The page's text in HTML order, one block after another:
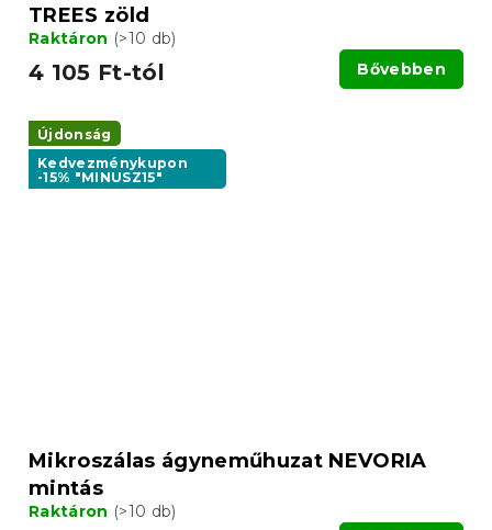
TREES zöld
Raktáron (>10 db)
4 105 Ft-tól Bővebben
Újdonság
Kedvezménykupon
-15% "MINUSZ15"
Mikroszálas ágyneműhuzat NEVORIA
mintás
Raktáron (>10 db)